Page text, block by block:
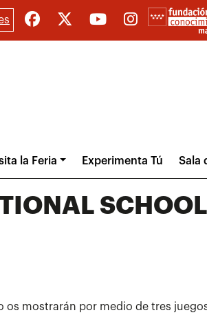
la Feria Experimenta Tú Sala
SCHOOL
os mostrarán por medio de tres